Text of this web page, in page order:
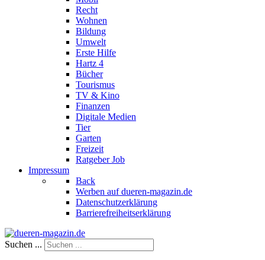
Recht
Wohnen
Bildung
Umwelt
Erste Hilfe
Hartz 4
Bücher
Tourismus
TV & Kino
Finanzen
Digitale Medien
Tier
Garten
Freizeit
Ratgeber Job
Impressum
Back
Werben auf dueren-magazin.de
Datenschutzerklärung
Barrierefreiheitserklärung
Suchen ...